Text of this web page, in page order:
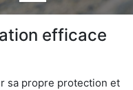
efficace
sa propre protection et